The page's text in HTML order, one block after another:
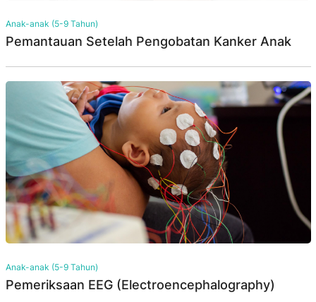
Anak-anak (5-9 Tahun)
Pemantauan Setelah Pengobatan Kanker Anak
Anak-anak (5-9 Tahun)
Pemeriksaan EEG (Electroencephalography)